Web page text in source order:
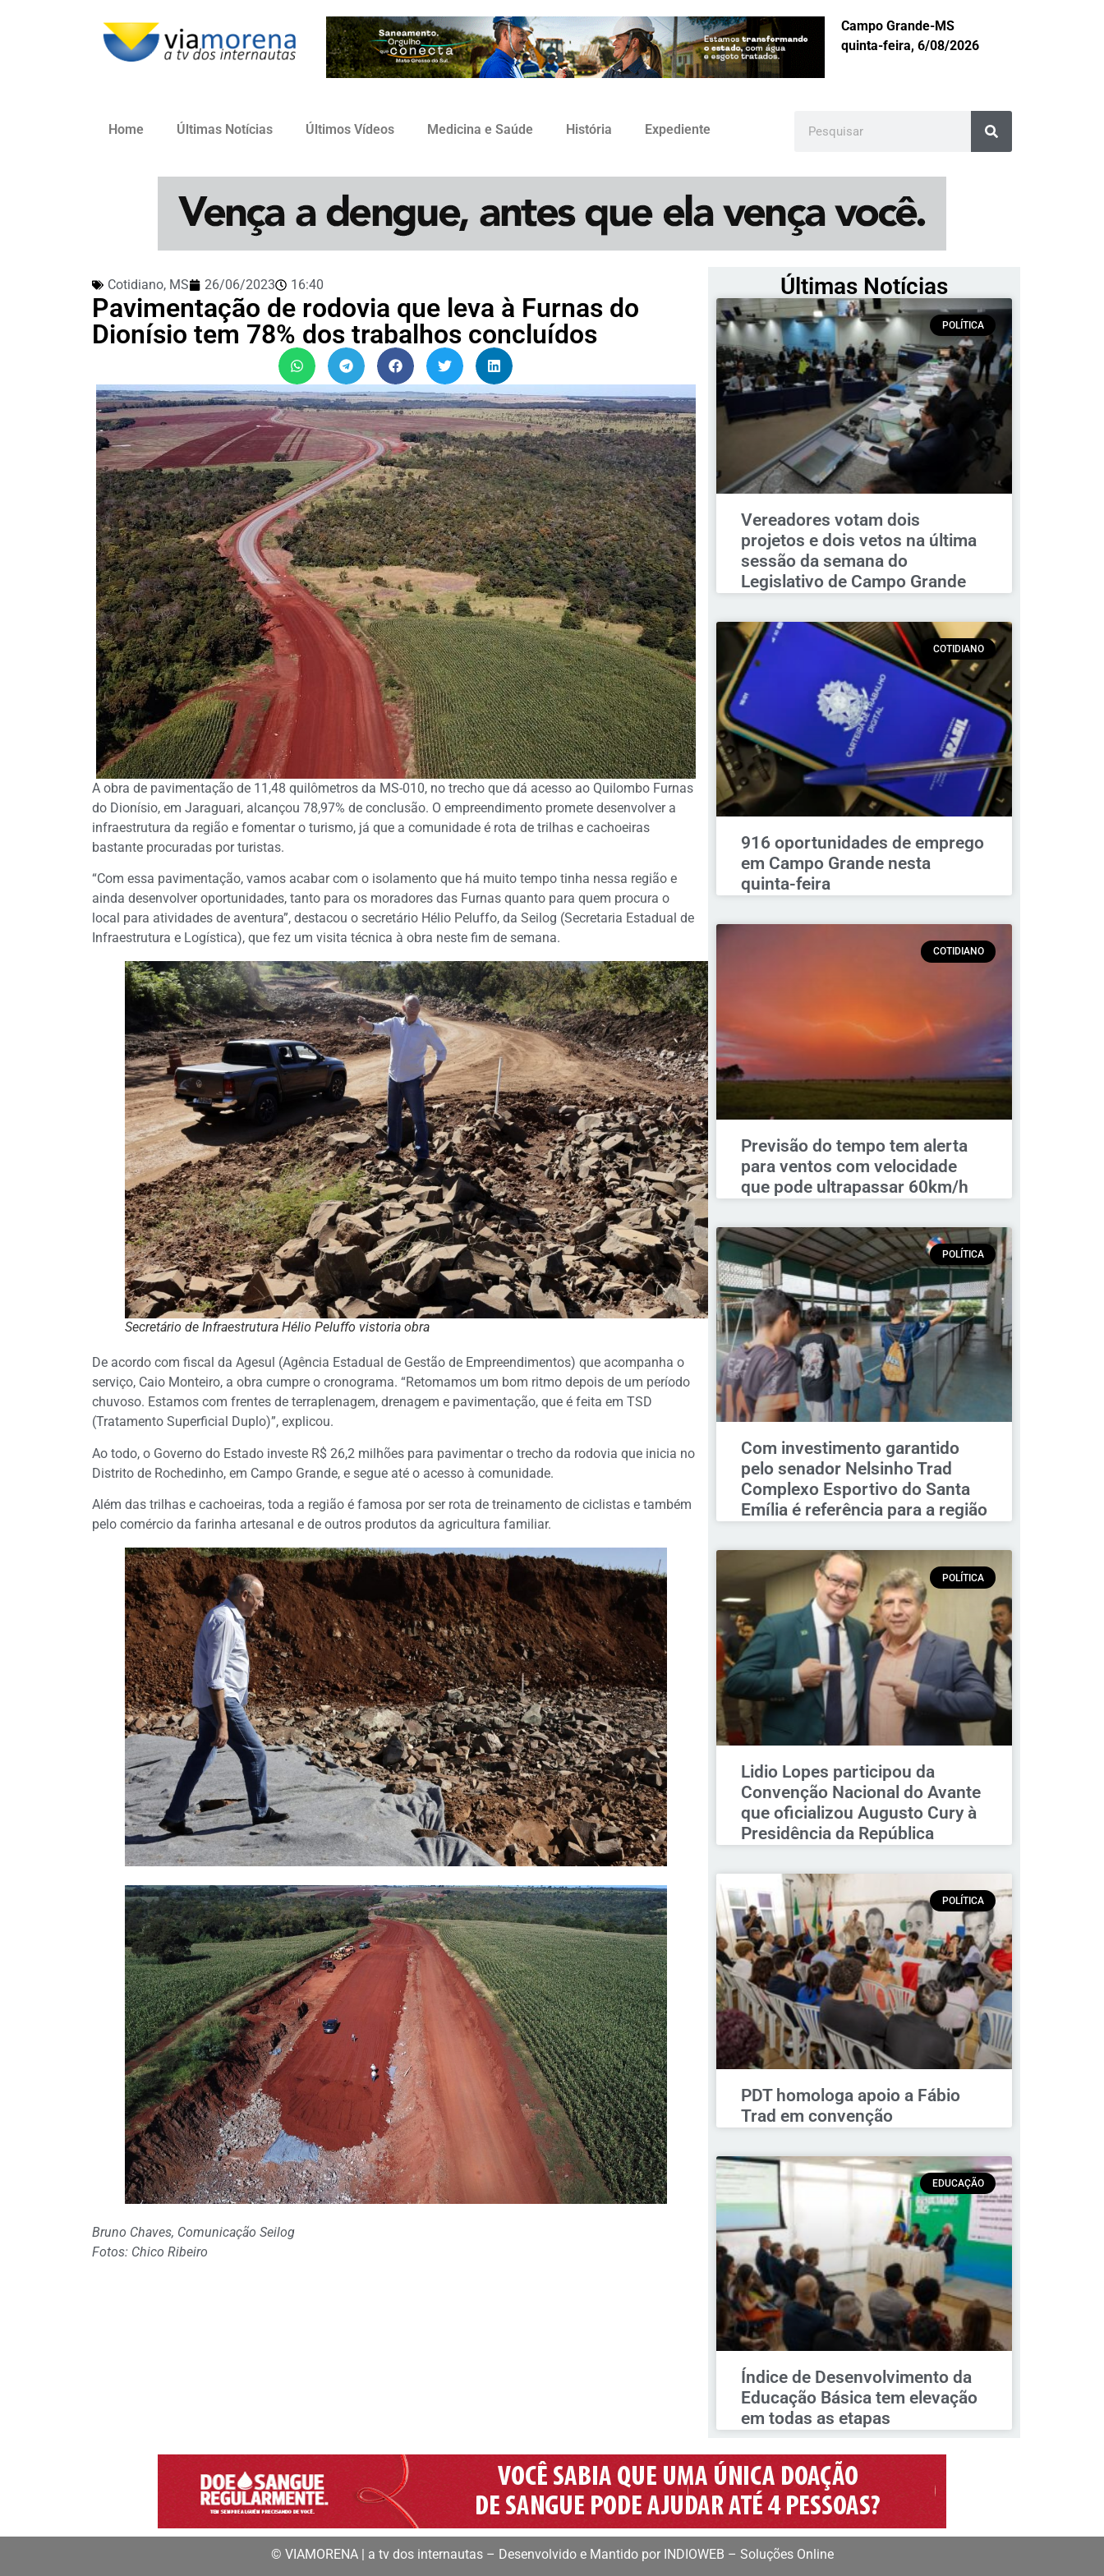
Campo Grande-MS
quinta-feira, 6/08/2026
Home Últimas Notícias Últimos Vídeos Medicina e Saúde História Expediente
Cotidiano, MS 26/06/2023 16:40
Pavimentação de rodovia que leva à Furnas do
Dionísio tem 78% dos trabalhos concluídos
A obra de pavimentação de 11,48 quilômetros da MS-010, no trecho que dá acesso ao Quilombo Furnas
do Dionísio, em Jaraguari, alcançou 78,97% de conclusão. O empreendimento promete desenvolver a
infraestrutura da região e fomentar o turismo, já que a comunidade é rota de trilhas e cachoeiras
bastante procuradas por turistas.
“Com essa pavimentação, vamos acabar com o isolamento que há muito tempo tinha nessa região e
ainda desenvolver oportunidades, tanto para os moradores das Furnas quanto para quem procura o
local para atividades de aventura”, destacou o secretário Hélio Peluffo, da Seilog (Secretaria Estadual de
Infraestrutura e Logística), que fez um visita técnica à obra neste fim de semana.
Secretário de Infraestrutura Hélio Peluffo vistoria obra
De acordo com fiscal da Agesul (Agência Estadual de Gestão de Empreendimentos) que acompanha o
serviço, Caio Monteiro, a obra cumpre o cronograma. “Retomamos um bom ritmo depois de um período
chuvoso. Estamos com frentes de terraplenagem, drenagem e pavimentação, que é feita em TSD
(Tratamento Superficial Duplo)”, explicou.
Ao todo, o Governo do Estado investe R$ 26,2 milhões para pavimentar o trecho da rodovia que inicia no
Distrito de Rochedinho, em Campo Grande, e segue até o acesso à comunidade.
Além das trilhas e cachoeiras, toda a região é famosa por ser rota de treinamento de ciclistas e também
pelo comércio da farinha artesanal e de outros produtos da agricultura familiar.
Bruno Chaves, Comunicação Seilog
Fotos: Chico Ribeiro
Últimas Notícias
POLÍTICA
Vereadores votam dois
projetos e dois vetos na última
sessão da semana do
Legislativo de Campo Grande
COTIDIANO
916 oportunidades de emprego
em Campo Grande nesta
quinta-feira
COTIDIANO
Previsão do tempo tem alerta
para ventos com velocidade
que pode ultrapassar 60km/h
POLÍTICA
Com investimento garantido
pelo senador Nelsinho Trad
Complexo Esportivo do Santa
Emília é referência para a região
POLÍTICA
Lidio Lopes participou da
Convenção Nacional do Avante
que oficializou Augusto Cury à
Presidência da República
POLÍTICA
PDT homologa apoio a Fábio
Trad em convenção
EDUCAÇÃO
Índice de Desenvolvimento da
Educação Básica tem elevação
em todas as etapas
© VIAMORENA | a tv dos internautas – Desenvolvido e Mantido por INDIOWEB – Soluções Online